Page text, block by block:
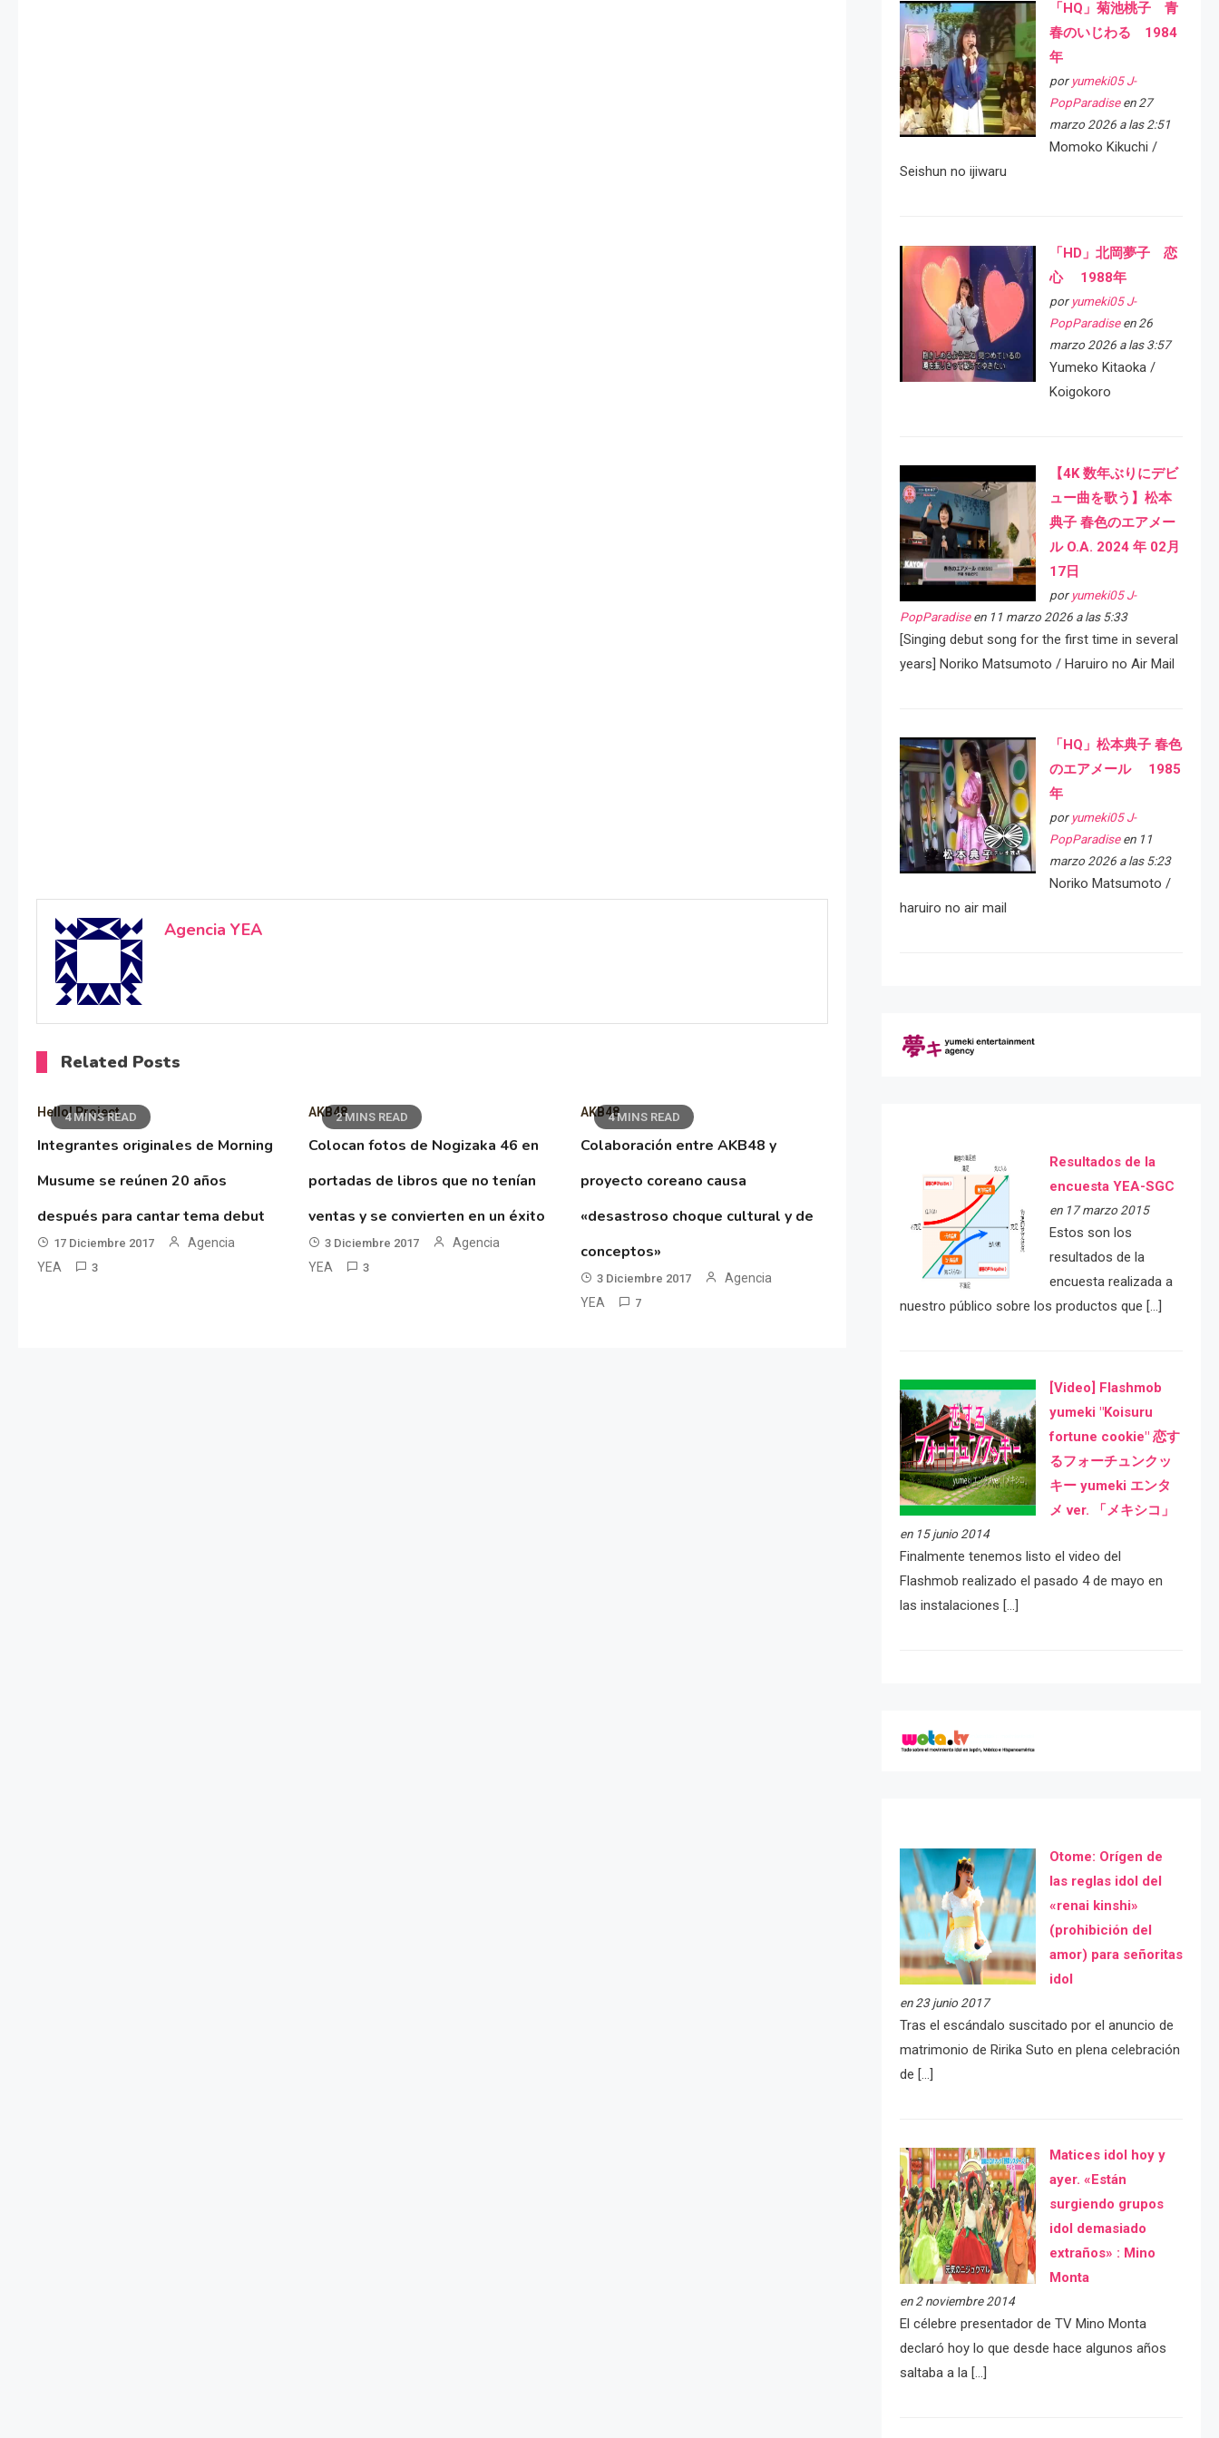
Agencia YEA
Related Posts
4 MINS READ
Hello! Project
Integrantes originales de Morning
Musume se reúnen 20 años
después para cantar tema debut
17 Diciembre 2017
Agencia
YEA
3
2 MINS READ
AKB48
Colocan fotos de Nogizaka 46 en
portadas de libros que no tenían
ventas y se convierten en un éxito
3 Diciembre 2017
Agencia
YEA
3
4 MINS READ
AKB48
Colaboración entre AKB48 y
proyecto coreano causa
«desastroso choque cultural y de
conceptos»
3 Diciembre 2017
Agencia
YEA
7
「HQ」菊池桃子 青
春のいじわる 1984
年
por yumeki05 J-
PopParadiseen 27
marzo 2026 a las 2:51
Momoko Kikuchi /
Seishun no ijiwaru
「HD」北岡夢子 恋
心 1988年
por yumeki05 J-
PopParadiseen 26
marzo 2026 a las 3:57
Yumeko Kitaoka /
Koigokoro
【4K 数年ぶりにデビ
ュー曲を歌う】松本
典子 春色のエアメー
ル O.A. 2024 年 02月
17日
por yumeki05 J-
PopParadiseen 11 marzo 2026 a las 5:33
[Singing debut song for the first time in several
years] Noriko Matsumoto / Haruiro no Air Mail
「HQ」松本典子 春色
のエアメール 1985
年
por yumeki05 J-
PopParadiseen 11
marzo 2026 a las 5:23
Noriko Matsumoto /
haruiro no air mail
Resultados de la
encuesta YEA-SGC
en 17 marzo 2015
Estos son los
resultados de la
encuesta realizada a
nuestro público sobre los productos que […]
[Video] Flashmob
yumeki "Koisuru
fortune cookie" 恋す
るフォーチュンクッ
キー yumeki エンタ
メ ver. 「メキシコ」
en 15 junio 2014
Finalmente tenemos listo el video del
Flashmob realizado el pasado 4 de mayo en
las instalaciones […]
Otome: Orígen de
las reglas idol del
«renai kinshi»
(prohibición del
amor) para señoritas
idol
en 23 junio 2017
Tras el escándalo suscitado por el anuncio de
matrimonio de Ririka Suto en plena celebración
de […]
Matices idol hoy y
ayer. «Están
surgiendo grupos
idol demasiado
extraños» : Mino
Monta
en 2 noviembre 2014
El célebre presentador de TV Mino Monta
declaró hoy lo que desde hace algunos años
saltaba a la […]